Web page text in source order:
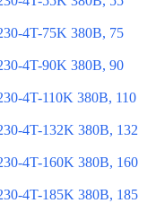
4T-75K 380В, 75
4T-90K 380В, 90
4T-110K 380В, 110
4T-132K 380В, 132
4T-160K 380В, 160
4T-185K 380В, 185